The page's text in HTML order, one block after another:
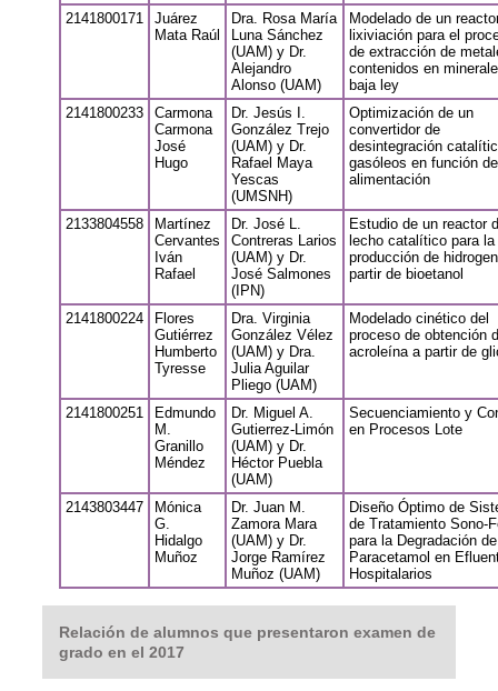
2141800171
Juárez
Mata Raúl
Dra. Rosa María
Luna Sánchez
(UAM) y Dr.
Alejandro
Alonso (UAM)
Modelado de un
lixiviación para el
de extracción de
contenidos en
baja ley
2141800233
Carmona
Carmona
José
Hugo
Dr. Jesús I.
González Trejo
(UAM) y Dr.
Rafael Maya
Yescas
(UMSNH)
Optimización de un
convertidor de
desintegración
gasóleos en función
alimentación
2133804558
Martínez
Cervantes
Iván
Rafael
Dr. José L.
Contreras Larios
(UAM) y Dr.
José Salmones
(IPN)
Estudio de un reactor
lecho catalítico para la
producción de
partir de bioetanol
2141800224
Flores
Gutiérrez
Humberto
Tyresse
Dra. Virginia
González Vélez
(UAM) y Dra.
Julia Aguilar
Pliego (UAM)
Modelado cinético del
proceso de obtención
acroleína a partir de
2141800251
Edmundo
M.
Granillo
Méndez
Dr. Miguel A.
Gutierrez-Limón
(UAM) y Dr.
Héctor Puebla
(UAM)
Secuenciamiento y
en Procesos Lote
2143803447
Mónica
G.
Hidalgo
Muñoz
Dr. Juan M.
Zamora Mara
(UAM) y Dr.
Jorge Ramírez
Muñoz (UAM)
Diseño Óptimo de
de Tratamiento Sono-
para la Degradación de
Paracetamol en
Hospitalarios
Relación de alumnos que presentaron examen de
grado en el 2017